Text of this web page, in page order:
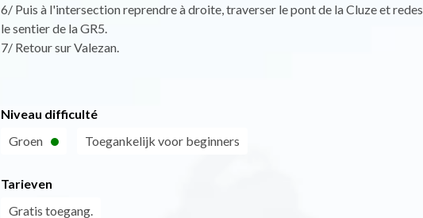
6/ Puis à l'intersection reprendre à droite, traverser le pont de la Cluze et
le sentier de la GR5.
7/ Retour sur Valezan.
Niveau difficulté
Groen
Toegankelijk voor beginners
Tarieven
Gratis toegang.